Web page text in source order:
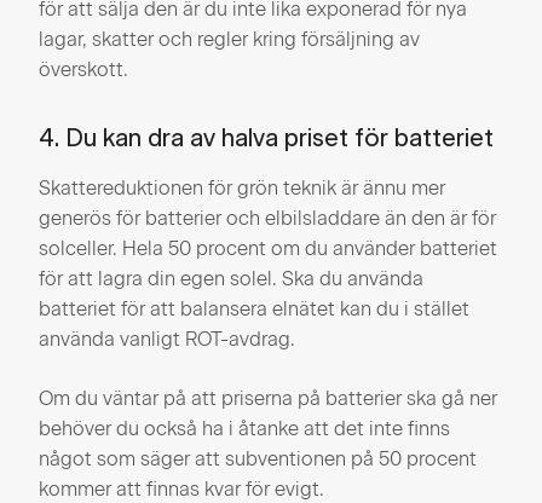
för att sälja den är du inte lika exponerad för nya
lagar, skatter och regler kring försäljning av
överskott.
4. Du kan dra av halva priset för batteriet
Skattereduktionen för grön teknik är ännu mer
generös för batterier och elbilsladdare än den är för
solceller. Hela 50 procent om du använder batteriet
för att lagra din egen solel. Ska du använda
batteriet för att balansera elnätet kan du i stället
använda vanligt ROT-avdrag.
Om du väntar på att priserna på batterier ska gå ner
behöver du också ha i åtanke att det inte finns
något som säger att subventionen på 50 procent
kommer att finnas kvar för evigt.